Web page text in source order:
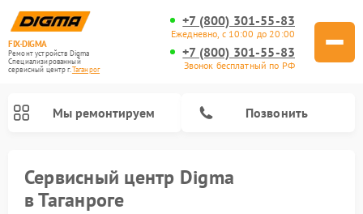
FIX-DIGMA
Ремонт устройств Digma
Специализированный
cервисный центр г.Таганрог
+7 (800) 301-55-83
Ежедневно, с 10:00 до 20:00
+7 (800) 301-55-83
Звонок бесплатный по РФ
Мы ремонтируем Позвонить
Сервисный центр Digma
в Таганроге